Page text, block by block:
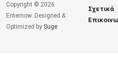
Copyright © 2026
Enternow. Designed &
Optimized by Suge
Σχετικά